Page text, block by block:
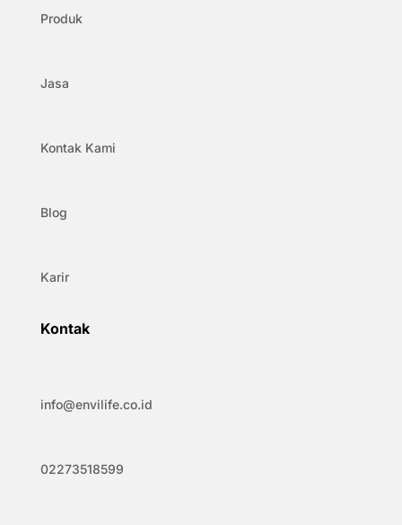
Produk
Jasa
Kontak Kami
Blog
Karir
Kontak
info@envilife.co.id
02273518599